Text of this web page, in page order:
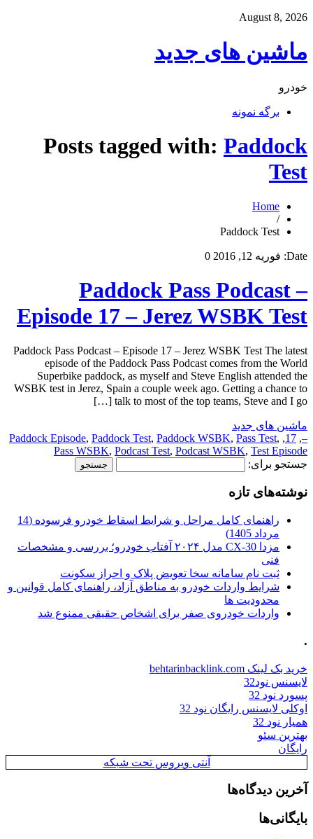
August 8, 2026
ماشین های جدید
خودرو
برگه نمونه
Posts tagged with: Paddock
Test
Home
/
Paddock Test
Date: فوریه 12, 2016 0
Paddock Pass Podcast –
Episode 17 – Jerez WSBK Test
Paddock Pass Podcast – Episode 17 – Jerez WSBK Test The latest
episode of the Paddock Pass Podcast comes from the World
Superbike paddock, as myself and Steve English attended the
WSBK test in Jerez, Spain a couple week ago. Getting a chance to
talk to most of the top teams, Steve and I go […]
ماشین های جدید
–
,
17
,
Paddock Episode, Paddock Test, Paddock WSBK, Pass Test,
Pass WSBK, Podcast Test, Podcast WSBK, Test Episode
جستجو برای:
نوشته‌های تازه
راهنمای کامل مراحل و شرایط اسقاط خودرو فرسوده (14
مرداد 1405)
مزدا CX-30 مدل ۲۰۲۴ آفتاب خودرو؛ بررسی و مشخصات
فنی
ثبت نام سامانه سخا تعویض پلاک و احراز سکونت
شرایط واردات خودرو به مناطق آزاد، راهنمای کامل قوانین و
محدودیت ها
واردات خودروی صفر برای اشخاص حقیقی ممنوع شد
.
خرید بک لینک behtarinbacklink.com
لایسنس نود32
پسورد نود 32
اوکلی لایسنس رایگان نود 32
همیار نود 32
بهترین سئو
رایگان
آنتی ویروس تحت شبکه
آخرین دیدگاه‌ها
بایگانی‌ها